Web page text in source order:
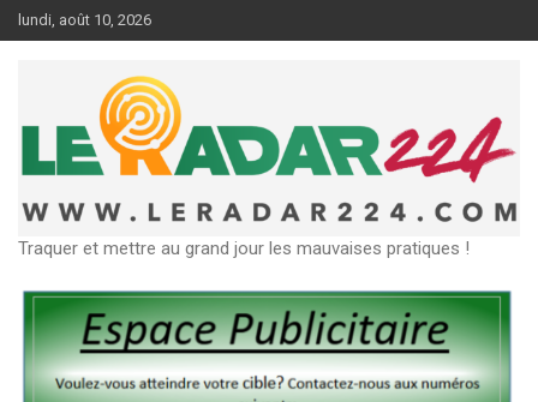
Aller
au
lundi, août 10, 2026
Traquer et mettre au grand jour les mauvaises pratiques !